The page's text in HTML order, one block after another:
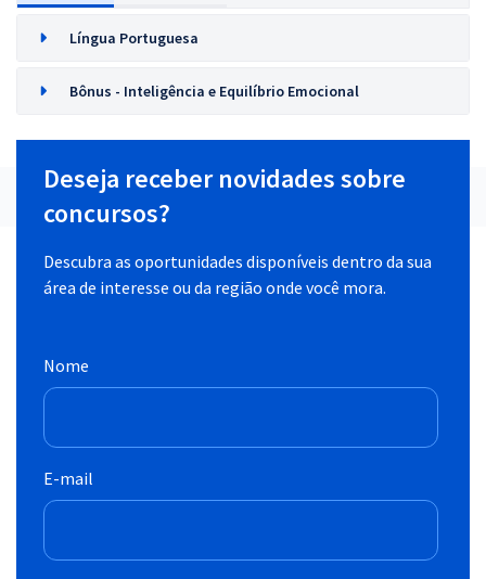
Língua Portuguesa
Bônus - Inteligência e Equilíbrio Emocional
Deseja receber novidades sobre
concursos?
Descubra as oportunidades disponíveis dentro da sua
área de interesse ou da região onde você mora.
Nome
E-mail